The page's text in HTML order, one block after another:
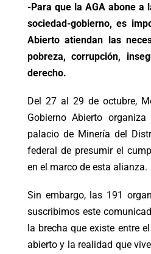
-Para que la AGA abone a
sociedad-gobierno, es
Abierto atiendan las
pobreza, corrupción,
derecho.
Del 27 al 29 de octubre,
Gobierno Abierto
palacio de Minería del
federal de presumir el
en el marco de esta alianza.
Sin embargo, las 191
suscribimos este
la brecha que existe entre
abierto y la realidad que